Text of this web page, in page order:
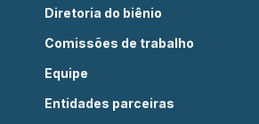
Diretoria do biênio
Comissões de trabalho
Equipe
Entidades parceiras